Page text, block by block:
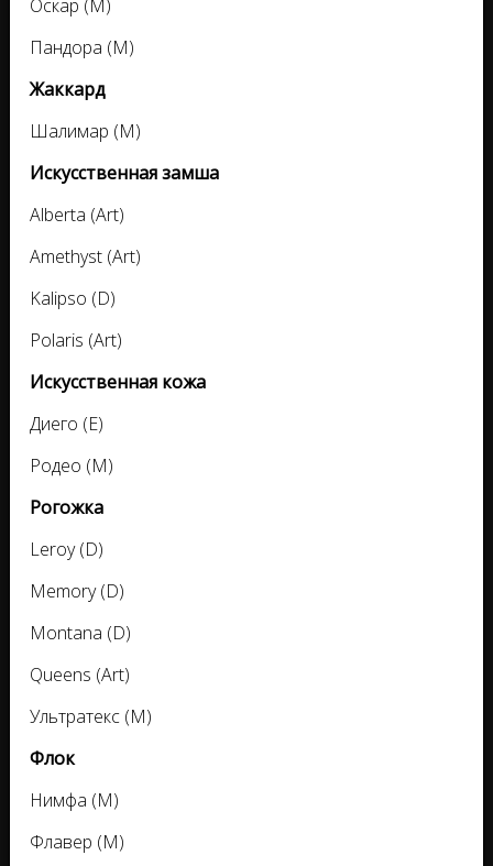
Оскар (M)
Пандора (M)
Жаккард
Шалимар (M)
Искусственная замша
Alberta (Art)
Amethyst (Art)
Kalipso (D)
Polaris (Art)
Искусственная кожа
Диего (E)
Родео (M)
Рогожка
Leroy (D)
Memory (D)
Montana (D)
Queens (Art)
Ультратекс (M)
Флок
Нимфа (M)
Флавер (M)